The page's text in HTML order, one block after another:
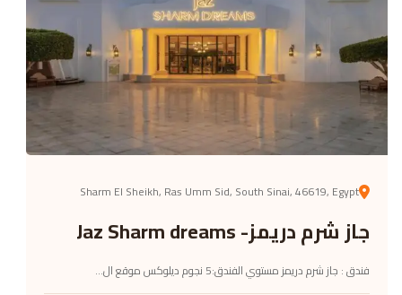
Sharm El Sheikh, Ras Umm Sid, South Sinai, 46619, Egypt
جاز شرم دريمز- Jaz Sharm dreams
فندق : جاز شرم دريمز مستوي الفندق:5 نجوم ديلوكس موقع ال...